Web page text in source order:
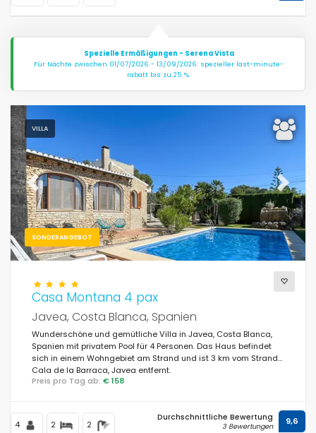
Spezielle Ermäßigungen - Serena Vista
Für Nächte zwischen 01/07/2026 - 13/09/2026: spezieller last-minute-
rabatt bis zu 25 %.
VILLA
SONDERANGEBOT
Previous Next
Casa Montana 4 pax
Javea, Costa Blanca, Spanien
Wunderschöne und gemütliche Villa in Javea, Costa Blanca,
Spanien mit privatem Pool für 4 Personen. Das Haus befindet
sich in einem Wohngebiet am Strand und ist 3 km vom Strand
Cala de la Barraca, Javea entfernt.
Preis pro Tag ab: € 158
4 2 2
Durchschnittliche Bewertung
3 Bewertungen 9,6